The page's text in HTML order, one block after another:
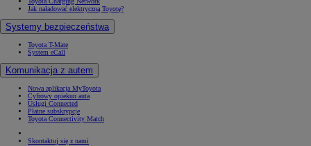
Jak naładować elektryczną Toyotę?
Systemy bezpieczeństwa
Toyota T-Mate
System eCall
Komunikacja z autem
Nowa aplikacja MyToyota
Cyfrowy opiekun auta
Usługi Connected
Płatne subskrypcje
Toyota Connectivity Match
Skontaktuj się z nami